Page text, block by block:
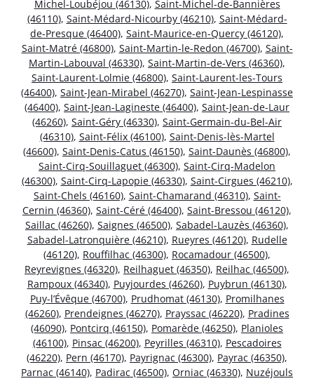
Michel-Loubéjou (46130), Saint-Michel-de-Bannières
(46110), Saint-Médard-Nicourby (46210), Saint-Médard-
de-Presque (46400), Saint-Maurice-en-Quercy (46120),
Saint-Matré (46800), Saint-Martin-le-Redon (46700), Saint-
Martin-Labouval (46330), Saint-Martin-de-Vers (46360),
Saint-Laurent-Lolmie (46800), Saint-Laurent-les-Tours
(46400), Saint-Jean-Mirabel (46270), Saint-Jean-Lespinasse
(46400), Saint-Jean-Lagineste (46400), Saint-Jean-de-Laur
(46260), Saint-Géry (46330), Saint-Germain-du-Bel-Air
(46310), Saint-Félix (46100), Saint-Denis-lès-Martel
(46600), Saint-Denis-Catus (46150), Saint-Daunès (46800),
Saint-Cirq-Souillaguet (46300), Saint-Cirq-Madelon
(46300), Saint-Cirq-Lapopie (46330), Saint-Cirgues (46210),
Saint-Chels (46160), Saint-Chamarand (46310), Saint-
Cernin (46360), Saint-Céré (46400), Saint-Bressou (46120),
Saillac (46260), Saignes (46500), Sabadel-Lauzès (46360),
Sabadel-Latronquière (46210), Rueyres (46120), Rudelle
(46120), Rouffilhac (46300), Rocamadour (46500),
Reyrevignes (46320), Reilhaguet (46350), Reilhac (46500),
Rampoux (46340), Puyjourdes (46260), Puybrun (46130),
Puy-l’Évêque (46700), Prudhomat (46130), Promilhanes
(46260), Prendeignes (46270), Prayssac (46220), Pradines
(46090), Pontcirq (46150), Pomarède (46250), Planioles
(46100), Pinsac (46200), Peyrilles (46310), Pescadoires
(46220), Pern (46170), Payrignac (46300), Payrac (46350),
Parnac (46140), Padirac (46500), Orniac (46330), Nuzéjouls